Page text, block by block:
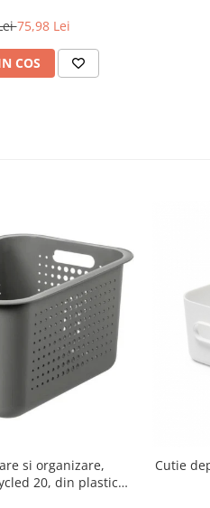
75,98 Lei
COS
si organizare,
20, din plastic
Cutie